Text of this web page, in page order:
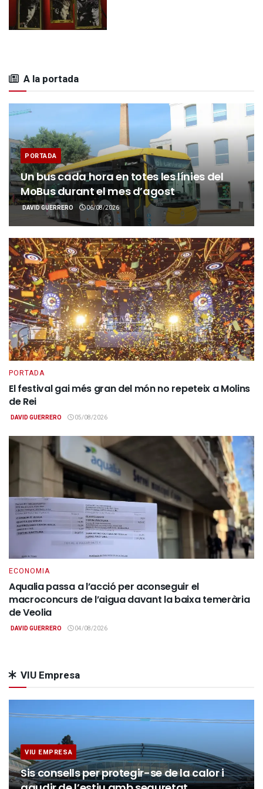
A la portada
PORTADA
Un bus cada hora en totes les línies del
MoBus durant el mes d’agost
DAVID GUERRERO 06/08/2026
PORTADA
El festival gai més gran del món no repeteix a Molins
de Rei
DAVID GUERRERO 05/08/2026
ECONOMIA
Aqualia passa a l’acció per aconseguir el
macroconcurs de l’aigua davant la baixa temerària
de Veolia
DAVID GUERRERO 04/08/2026
VIU Empresa
VIU EMPRESA
Sis consells per protegir-se de la calor i